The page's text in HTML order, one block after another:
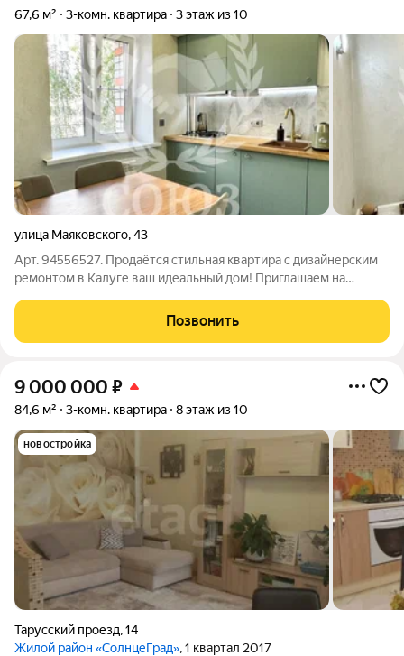
67,6 м² 3-комн. квартира 3 этаж из 10
улица Маяковского,43
Арт. 94556527. Продаётся стильная квартира с дизайнерским
ремонтом в Калуге ваш идеальный дом! Приглашаем на
технологии и продуманную планировку. Отличный вариант
для семьи: всё готово для
Позвонить
9 000 000 ₽
84,6 м² 3-комн. квартира 8 этаж из 10
новостройка
Тарусский проезд,14
Жилой район «СолнцеГрад», 1 квартал 2017